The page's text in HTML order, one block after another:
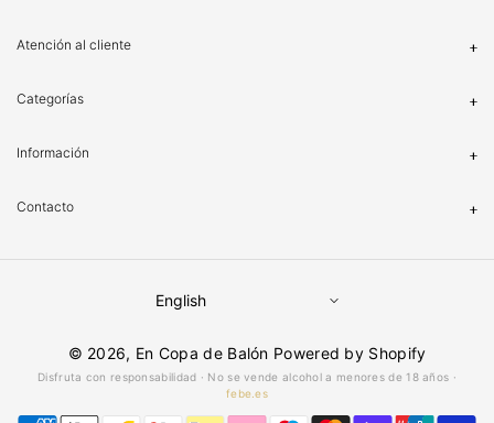
Atención al cliente
Categorías
Información
Contacto
English
© 2026, En Copa de Balón Powered by Shopify
Disfruta con responsabilidad · No se vende alcohol a menores de 18 años ·
febe.es